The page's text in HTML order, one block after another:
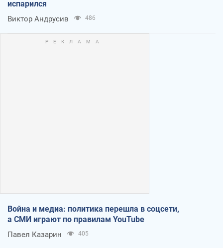
испарился
Виктор Андрусив 486
Война и медиа: политика перешла в соцсети,
а СМИ играют по правилам YouTube
Павел Казарин 405